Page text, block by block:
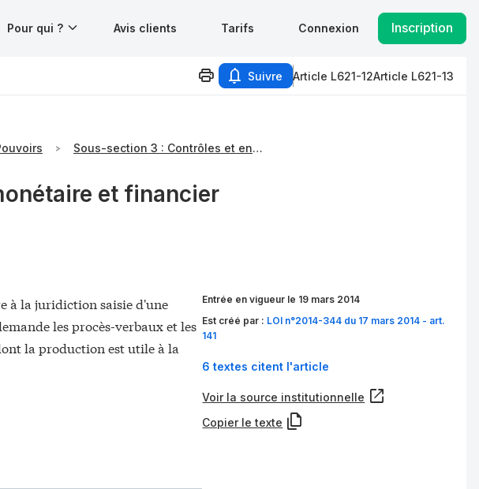
Pour qui ? Avis clients Tarifs Connexion Inscription
Suivre Article L621-12Article L621-13
Sous-section 3 : Contrôles et enquêtes
et financier
à la juridiction saisie d'une
les procès-verbaux et les
la production est utile à la
Entrée en vigueur le 19 mars 2014
Est créé par : LOI n°2014-344 du 17 mars 2014 - art.
141
6 textes citent l'article
Voir la source institutionnelle
Copier le texte